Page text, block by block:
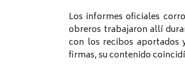
Los informes oficiales
obreros trabajaron allí
con los recibos aportados
firmas, su contenido